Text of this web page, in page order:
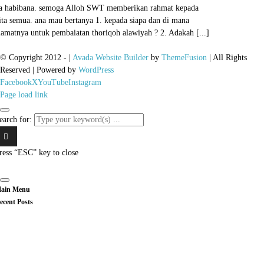
habibana. semoga Alloh SWT memberikan rahmat kepada
semua. ana mau bertanya 1. kepada siapa dan di mana
untuk pembaiatan thoriqoh alawiyah ? 2. Adakah [...]
© Copyright 2012 - Avada Website Builder by ThemeFusion | All Rights
Reserved | Powered by WordPress
FacebookXYouTubeInstagram
Page load link
for:
“ESC” key to close
Menu
Posts